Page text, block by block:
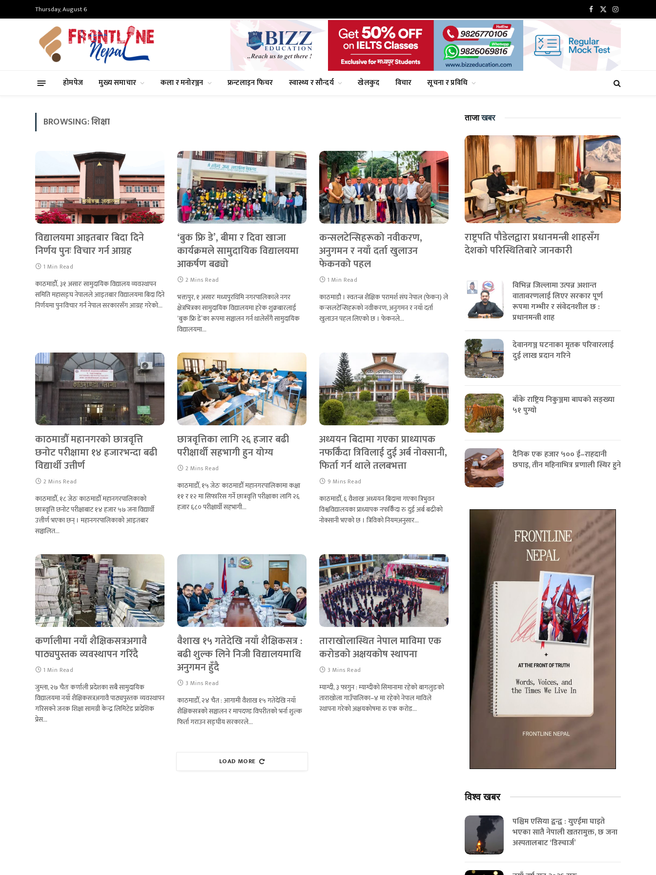
Thursday, August 6 Facebook
X
(Twitter)
Instagram
होमपेज मुख्य समाचार कला र मनोरञ्जन फ्रन्टलाइन फिचर स्वास्थ्य र सौन्दर्य खेलकुद विचार सूचना र प्रविधि
BROWSING:शिक्षा
विद्यालयमा आइतबार बिदा दिने
निर्णय पुनः विचार गर्न आग्रह
1 Min Read
काठमाडौँ, ३१ असारः सामुदायिक विद्यालय व्यवस्थापन
समिति महासङ्घ नेपालले आइतबार विद्यालयमा बिदा दिने
निर्णयमा पुनःविचार गर्न नेपाल सरकारसँग आग्रह गरेको…
‘बुक फ्रि डे’, बीमा र दिवा खाजा
कार्यक्रमले सामुदायिक विद्यालयमा
आकर्षण बढ्यो
2 Mins Read
भक्तपुर, १ असारः मध्यपुरथिमि नगरपालिकाले नगर
क्षेत्रभित्रका सामुदायिक विद्यालयमा हरेक शुक्रबारलाई
‘बुक फ्रि डे’का रूपमा सञ्चालन गर्न थालेसँगै सामुदायिक
विद्यालयमा…
कन्सलटेन्सिहरूको नवीकरण,
अनुगमन र नयाँ दर्ता खुलाउन
फेकनको पहल
1 Min Read
काठमाडौ । स्वतन्त्र शैक्षिक परामर्श संघ नेपाल (फेकन) ले
कन्सलटेन्सिहरूको नवीकरण, अनुगमन र नयाँ दर्ता
खुलाउन पहल लिएको छ । फेकनले…
काठमाडौँ महानगरको छात्रवृत्ति
छनोट परीक्षामा १४ हजारभन्दा बढी
विद्यार्थी उत्तीर्ण
2 Mins Read
काठमाडौँ, १८ जेठः काठमाडौँ महानगरपालिकाको
छात्रवृत्ति छनोट परीक्षाबाट १४ हजार ५७ जना विद्यार्थी
उत्तीर्ण भएका छन् । महानगरपालिकाको आइतबार
सञ्चालित…
छात्रवृत्तिका लागि २६ हजार बढी
परीक्षार्थी सहभागी हुन योग्य
2 Mins Read
काठमाडौँ, १५ जेठः काठमाडौँ महानगरपालिकामा कक्षा
११ र १२ मा सिफारिस गर्ने छात्रवृत्ति परीक्षाका लागि २६
हजार ६८० परीक्षार्थी सहभागी…
अध्ययन बिदामा गएका प्राध्यापक
नफर्किँदा त्रिविलाई दुई अर्ब नोक्सानी,
फिर्ता गर्न थाले तलबभत्ता
9 Mins Read
काठमाडौँ, ६ वैशाखः अध्ययन बिदामा गएका त्रिभुवन
विश्वविद्यालयका प्राध्यापक नफर्किँदा रु दुई अर्ब बढीको
नोक्सानी भएको छ । त्रिविको नियमअनुसार…
कर्णालीमा नयाँ शैक्षिकसत्रअगावै
पाठ्यपुस्तक व्यवस्थापन गरिँदै
1 Min Read
जुम्ला, २७ चैतः कर्णाली प्रदेशका सबै सामुदायिक
विद्यालयमा नयाँ शैक्षिकसत्रअगावै पाठ्यपुस्तक व्यवस्थापन
गरिसक्ने जनक शिक्षा सामग्री केन्द्र लिमिटेड प्रादेशिक
प्रेस…
वैशाख १५ गतेदेखि नयाँ शैक्षिकसत्र :
बढी शुल्क लिने निजी विद्यालयमाथि
अनुगमन हुँदै
3 Mins Read
काठमाडौँ, २४ चैत : आगामी वैशाख १५ गतेदेखि नयाँ
शैक्षिकसत्रको सञ्चालन र मापदण्ड विपरीतको भर्ना शुल्क
फिर्ता गराउन सङ्घीय सरकारले…
ताराखोलास्थित नेपाल माविमा एक
करोडको अक्षयकोष स्थापना
3 Mins Read
म्याग्दी, ३ फागुन : म्याग्दीको सिमानामा रहेको बागलुङको
ताराखोला गाउँपालिका–४ मा रहेको नेपाल माविले
स्थापना गरेको अक्षयकोषमा रु एक करोड…
LOAD MORE
ताजाखबर
राष्ट्रपति पौडेलद्वारा प्रधानमन्त्री शाहसँग
देशको परिस्थितिबारे जानकारी
विभिन्न जिल्लामा उत्पन्न अशान्त
वातावरणलाई लिएर सरकार पूर्ण
रूपमा गम्भीर र संवेदनशील छ :
प्रधानमन्त्री शाह
देवानगञ्ज घटनाका मृतक परिवारलाई
दुई लाख प्रदान गरिने
बाँके राष्ट्रिय निकुञ्जमा बाघको सङ्ख्या
५१ पुग्यो
दैनिक एक हजार ५०० ई–राहदानी
छपाइ, तीन महिनाभित्र प्रणाली स्थिर हुने
विश्वखबर
पश्चिम एसिया द्वन्द्व : युएईमा घाइते
भएका सातै नेपाली खतरामुक्त, छ जना
अस्पतालबाट ‘डिस्चार्ज’